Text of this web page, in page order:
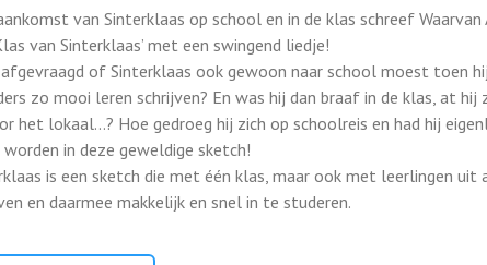
van Sinterklaas op school en in de klas schreef
van Sinterklaas’ met een swingend liedje!
of Sinterklaas ook gewoon naar school moest toen
zo mooi leren schrijven? En was hij dan braaf in de klas, at
het lokaal…? Hoe gedroeg hij zich op schoolreis en had hij
in deze geweldige sketch!
is een sketch die met één klas, maar ook met leerlingen
en daarmee makkelijk en snel in te studeren.